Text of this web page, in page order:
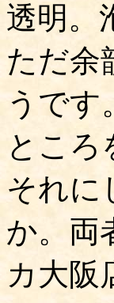
透明。
ただ余
うです
ところ
それに
か。両
カ大阪